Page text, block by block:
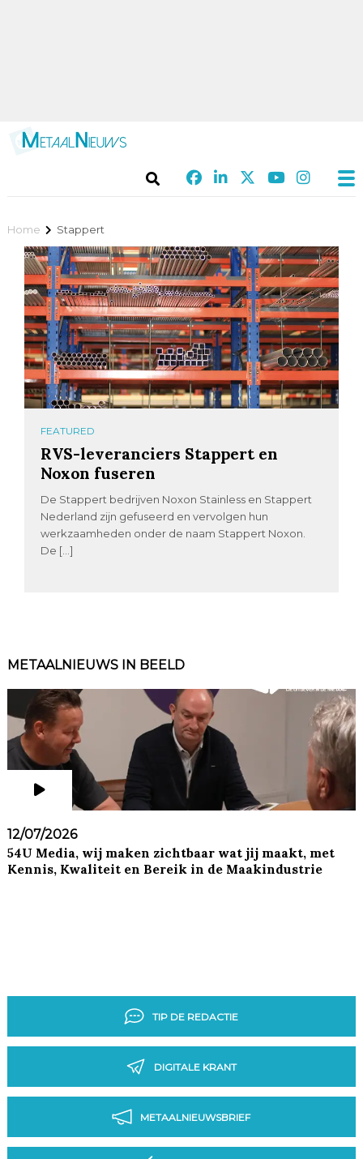
Home Stappert
FEATURED
RVS-leveranciers Stappert en
Noxon fuseren
De Stappert bedrijven Noxon Stainless en Stappert
Nederland zijn gefuseerd en vervolgen hun
werkzaamheden onder de naam Stappert Noxon.
De […]
METAALNIEUWS IN BEELD
12/07/2026
54U Media, wij maken zichtbaar wat jij maakt, met
Kennis, Kwaliteit en Bereik in de Maakindustrie
TIP DE REDACTIE
DIGITALE KRANT
METAALNIEUWSBRIEF